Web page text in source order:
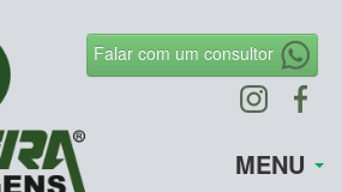
Falar com um consultor
MENU